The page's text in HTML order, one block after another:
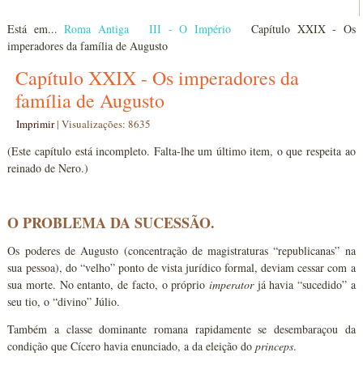
Está em...Roma Antiga III - O Império
Capítulo XXIX - Os
imperadores da família de Augusto
Capítulo XXIX - Os imperadores da
família de Augusto
Imprimir|Visualizações: 8635
(Este capítulo está incompleto. Falta-lhe um último item, o que respeita ao
reinado de Nero.)
O PROBLEMA DA SUCESSÃO.
Os poderes de Augusto (concentração de magistraturas “republicanas” na
sua pessoa), do “velho” ponto de vista jurídico formal, deviam cessar com a
sua morte. No entanto, de facto, o próprio imperatorjá havia “sucedido” a
seu tio, o “divino” Júlio.
Também a classe dominante romana rapidamente se desembaraçou da
condição que Cícero havia enunciado, a da eleição doprinceps.